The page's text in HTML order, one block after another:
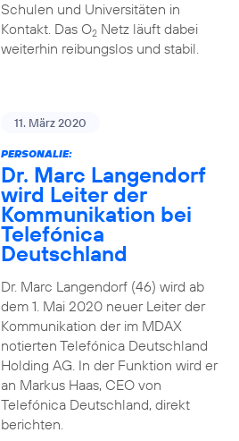
Schulen und Universitäten in
Kontakt. Das O2Netz läuft dabei
weiterhin reibungslos und stabil.
11. März 2020
PERSONALIE:
Dr. Marc Langendorf
wird Leiter der
Kommunikation bei
Telefónica
Deutschland
Dr. Marc Langendorf (46) wird ab
dem 1. Mai 2020 neuer Leiter der
Kommunikation der im MDAX
notierten Telefónica Deutschland
Holding AG. In der Funktion wird er
an Markus Haas, CEO von
Telefónica Deutschland, direkt
berichten.